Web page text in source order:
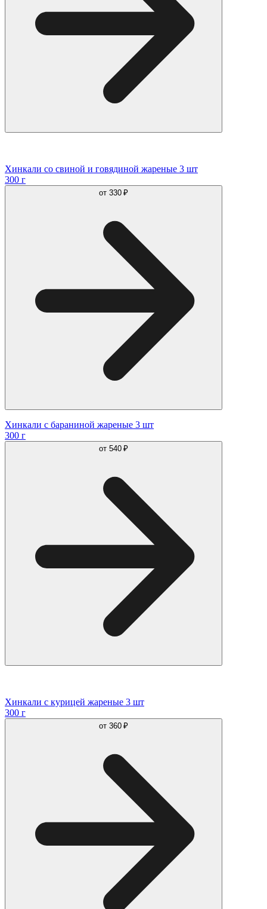
Хинкали со свиной и говядиной жареные 3 шт
300 г
от 330 ₽
Хинкали с бараниной жареные 3 шт
300 г
от 540 ₽
Хинкали с курицей жареные 3 шт
300 г
от 360 ₽